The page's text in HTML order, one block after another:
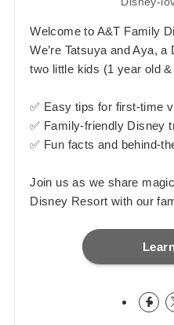
Welcome to A&T Family
We’re Tatsuya and Aya,
two little kids (1 year old
✅ Easy tips for first-time
✅ Family-friendly Disney
✅ Fun facts and behind-
Join us as we share
Disney Resort with our